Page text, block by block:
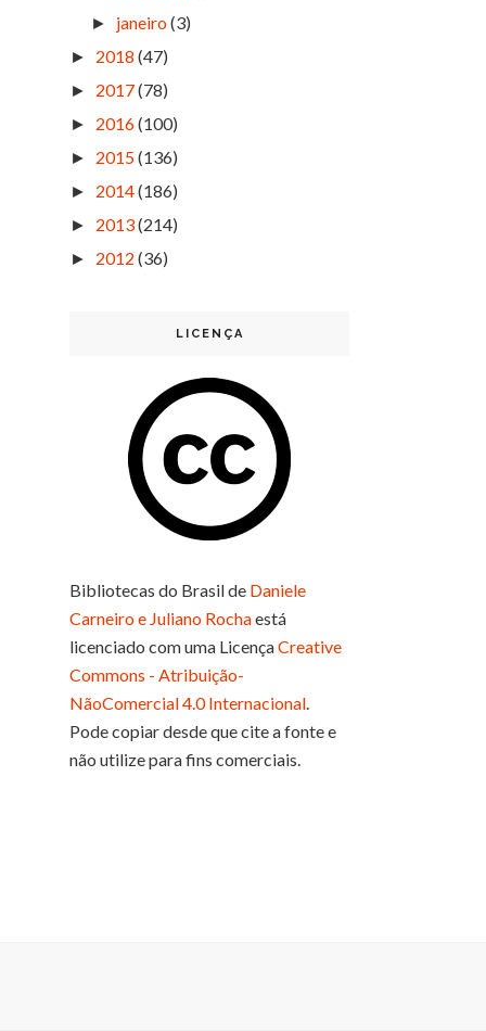
► janeiro(3)
► 2018 (47)
► 2017(78)
► 2016(100)
► 2015(136)
► 2014(186)
► 2013(214)
► 2012 (36)
LICENÇA
Bibliotecas do Brasilde Daniele
Carneiro e Juliano Rochaestá
licenciado com uma LicençaCreative
Commons - Atribuição-
NãoComercial 4.0 Internacional
Pode copiar desde que cite a fonte e
não utilize para fins comerciais.